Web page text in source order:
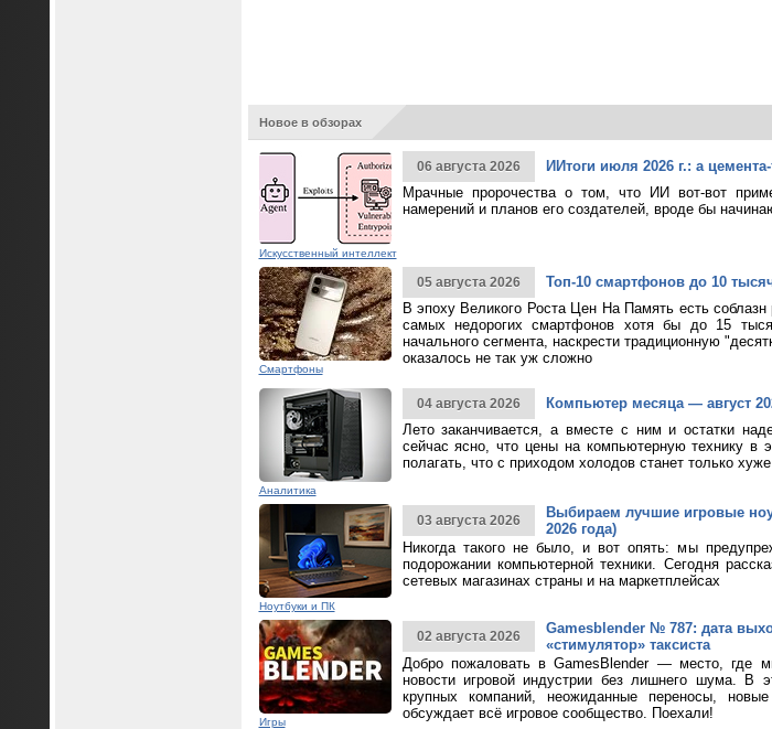
Новое в обзорах
Искусственный интеллект
06 августа 2026
ИИтоги июля 2026 г.: а
Мрачные пророчества о том, что ИИ вот-вот
намерений и планов его создателей, вроде бы
Смартфоны
05 августа 2026
Топ-10 смартфонов до 10
В эпоху Великого Роста Цен На Память есть
самых недорогих смартфонов хотя бы до 15
начального сегмента, наскрести традиционную
оказалось не так уж сложно
Аналитика
04 августа 2026
Компьютер месяца — август
Лето заканчивается, а вместе с ним и остатки
сейчас ясно, что цены на компьютерную технику в
полагать, что с приходом холодов станет только хуже
Ноутбуки и ПК
03 августа 2026
Выбираем лучшие игровые
2026 года)
Никогда такого не было, и вот опять: мы
подорожании компьютерной техники. Сегодня
сетевых магазинах страны и на маркетплейсах
Игры
02 августа 2026
Gamesblender № 787: дата
«стимулятор» таксиста
Добро пожаловать в GamesBlender — место, где
новости игровой индустрии без лишнего шума. В
крупных компаний, неожиданные переносы,
обсуждает всё игровое сообщество. Поехали!